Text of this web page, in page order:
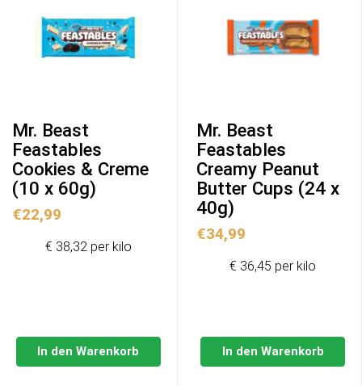
Mr. Beast
Feastables
Cookies & Creme
(10 x 60g)
€22,99
In den Warenkorb
€ 38,32 per kilo
Mr. Beast
Feastables
Creamy Peanut
Butter Cups (24 x
40g)
€34,99
In den Warenkorb
€ 36,45 per kilo